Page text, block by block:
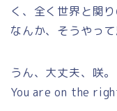
く、全く世界と関
なんか、そうやって
うん、大丈夫、咲。
You are on the